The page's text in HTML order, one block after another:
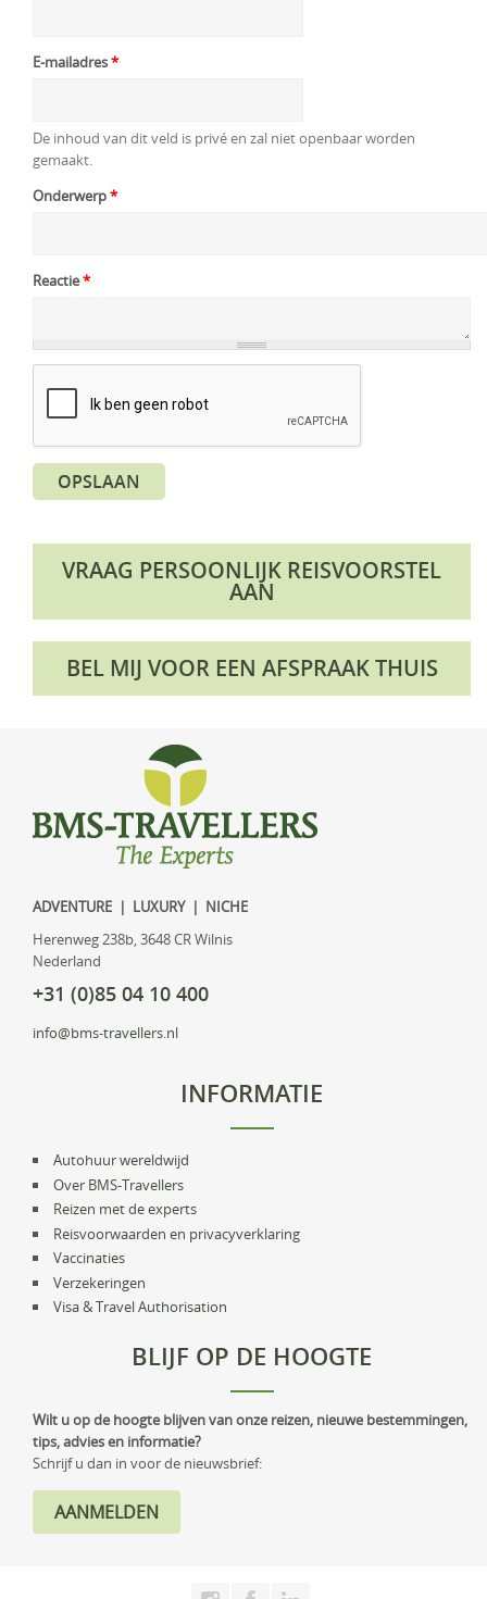
E-mailadres*
De inhoud van dit veld is privé en zal niet openbaar worden
gemaakt.
Onderwerp*
Reactie*
OPSLAAN
VRAAG PERSOONLIJK REISVOORSTEL
AAN
BEL MIJ VOOR EEN AFSPRAAK THUIS
ADVENTURE | LUXURY | NICHE
Herenweg 238b, 3648 CR Wilnis
Nederland
+31 (0)85 04 10 400
info@bms-travellers.nl
INFORMATIE
Autohuur wereldwijd
Over BMS-Travellers
Reizen met de experts
Reisvoorwaarden en privacyverklaring
Vaccinaties
Verzekeringen
Visa & Travel Authorisation
BLIJF OP DE HOOGTE
Wilt u op de hoogte blijven van onze reizen, nieuwe bestemmingen,
tips, advies en informatie?
Schrijf u dan in voor de nieuwsbrief: